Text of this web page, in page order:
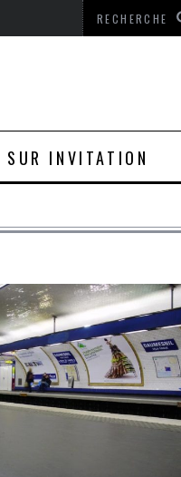
SUR INVITATION